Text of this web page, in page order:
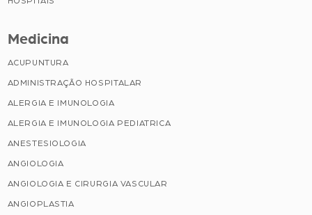
Medicina
ACUPUNTURA
ADMINISTRAÇÃO HOSPITALAR
ALERGIA E IMUNOLOGIA
ALERGIA E IMUNOLOGIA PEDIATRICA
ANESTESIOLOGIA
ANGIOLOGIA
ANGIOLOGIA E CIRURGIA VASCULAR
ANGIOPLASTIA